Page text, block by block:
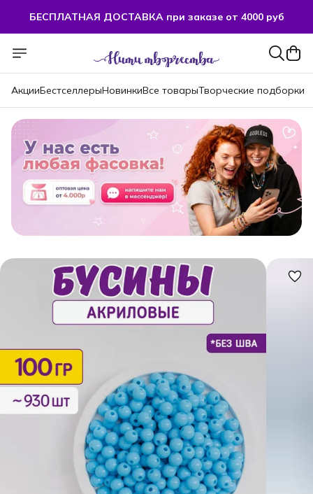
БЕСПЛАТНАЯ ДОСТАВКА при заказе от 4000 руб
АкцииБестселлерыНовинкиВсе товарыТворческие подборки